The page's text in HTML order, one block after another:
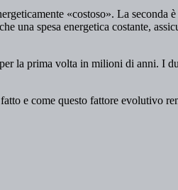
«costoso». La seconda
una spesa energetica costante,
la prima volta in milioni di anni. I
e come questo fattore evolutivo